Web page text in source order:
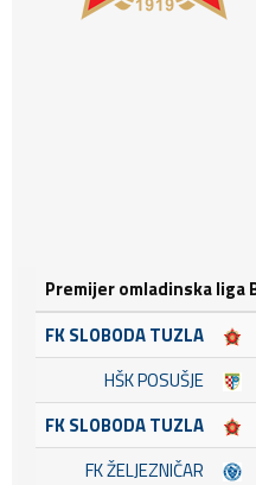
Premijer omladinska liga
FK SLOBODA TUZLA
HŠK POSUŠJE
FK SLOBODA TUZLA
FK ŽELJEZNIČAR